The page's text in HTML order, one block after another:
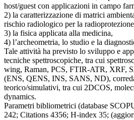
host/guest con applicazioni in campo
2) la caratterizzazione di matrici
rischio radiologico per la
3) la fisica applicata alla medicina,
4) l’archeometria, lo studio e la
Tale attività ha previsto lo sviluppo e
tecniche spettroscopiche, tra cui
wing, Raman, PCS, FTIR-ATR, XRF,
(ENS, QENS, INS, SANS, ND),
teorico/simulativi, tra cui 2DCOS,
dynamics.
Parametri bibliometrici (database
242; Citations 4356; H-index 35;